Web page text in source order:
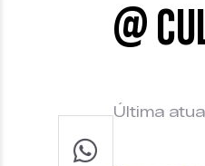
@
Última